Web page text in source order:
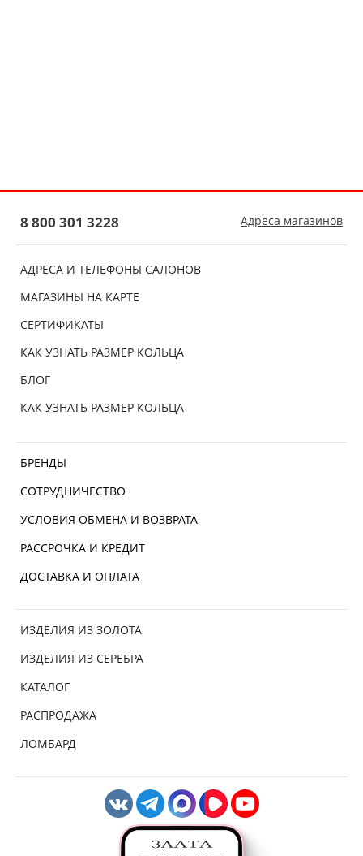
АДРЕСА И ТЕЛЕФОНЫ САЛОНОВ
МАГАЗИНЫ НА КАРТЕ
СЕРТИФИКАТЫ
КАК УЗНАТЬ РАЗМЕР КОЛЬЦА
БЛОГ
КАК УЗНАТЬ РАЗМЕР КОЛЬЦА
БРЕНДЫ
СОТРУДНИЧЕСТВО
УСЛОВИЯ ОБМЕНА И ВОЗВРАТА
РАССРОЧКА И КРЕДИТ
ДОСТАВКА И ОПЛАТА
ИЗДЕЛИЯ ИЗ ЗОЛОТА
ИЗДЕЛИЯ ИЗ СЕРЕБРА
КАТАЛОГ
РАСПРОДАЖА
ЛОМБАРД
8 800 301 3228 Адреса магазинов